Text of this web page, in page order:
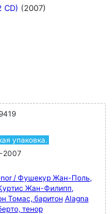
CD) (2007)
упаковка.
2007
/ Фушекур Жан-Поль,
Жан-Филипп,
Томас, баритон Alagna
тенор